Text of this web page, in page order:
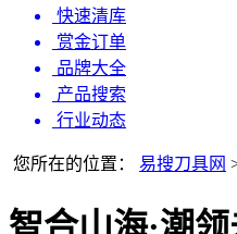
快速清库
赏金订单
品牌大全
产品搜索
行业动态
您所在的位置： 易搜刀具网